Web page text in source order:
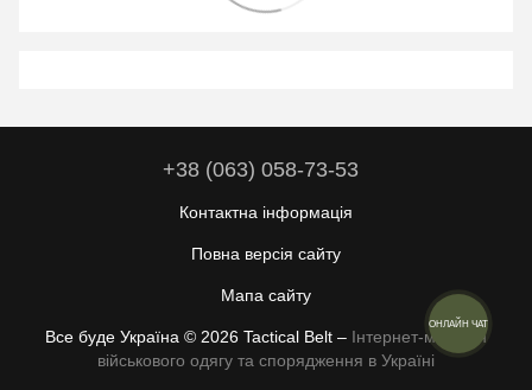
+38 (063) 058-73-53
Контактна інформація
Повна версія сайту
Мапа сайту
Все буде Україна © 2026 Tactical Belt – Інтернет-магазин
військового одягу та спорядження в Україні
ОНЛАЙН ЧАТ